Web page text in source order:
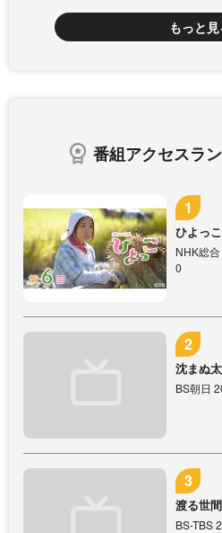
もっと見
番組アクセスラ
ひよっこ
NHK総
0
沈まぬ
BS朝日
渡る世
BS-TBS